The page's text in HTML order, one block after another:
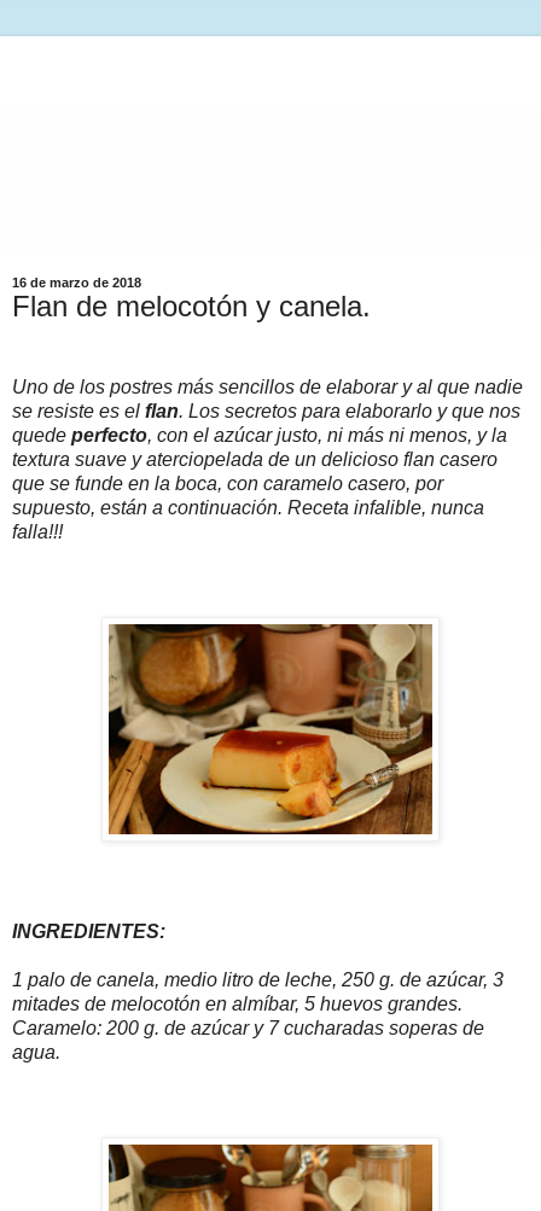
16 de marzo de 2018
Flan de melocotón y canela.
Uno de los postres más sencillos de elaborar y al que nadie
se resiste es el flan. Los secretos para elaborarlo y que nos
quede perfecto, con el azúcar justo, ni más ni menos, y la
textura suave y aterciopelada de un delicioso flan casero
que se funde en la boca, con caramelo casero, por
supuesto, están a continuación. Receta infalible, nunca
falla!!!
INGREDIENTES:
1 palo de canela, medio litro de leche, 250 g. de azúcar, 3
mitades de melocotón en almíbar, 5 huevos grandes.
Caramelo: 200 g. de azúcar y 7 cucharadas soperas de
agua.